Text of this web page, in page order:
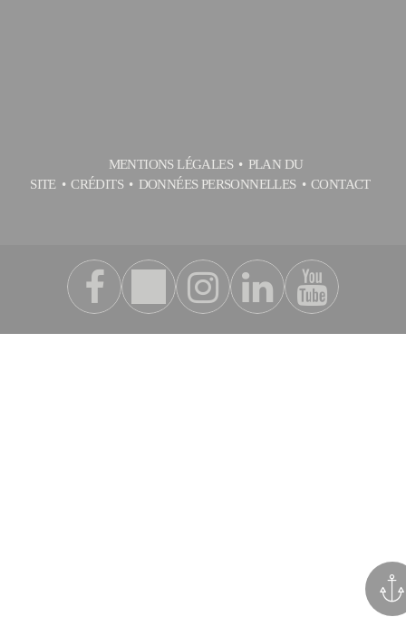
MENTIONS LÉGALES
PLAN DU
SITE
CRÉDITS DONNÉES PERSONNELLES CONTACT